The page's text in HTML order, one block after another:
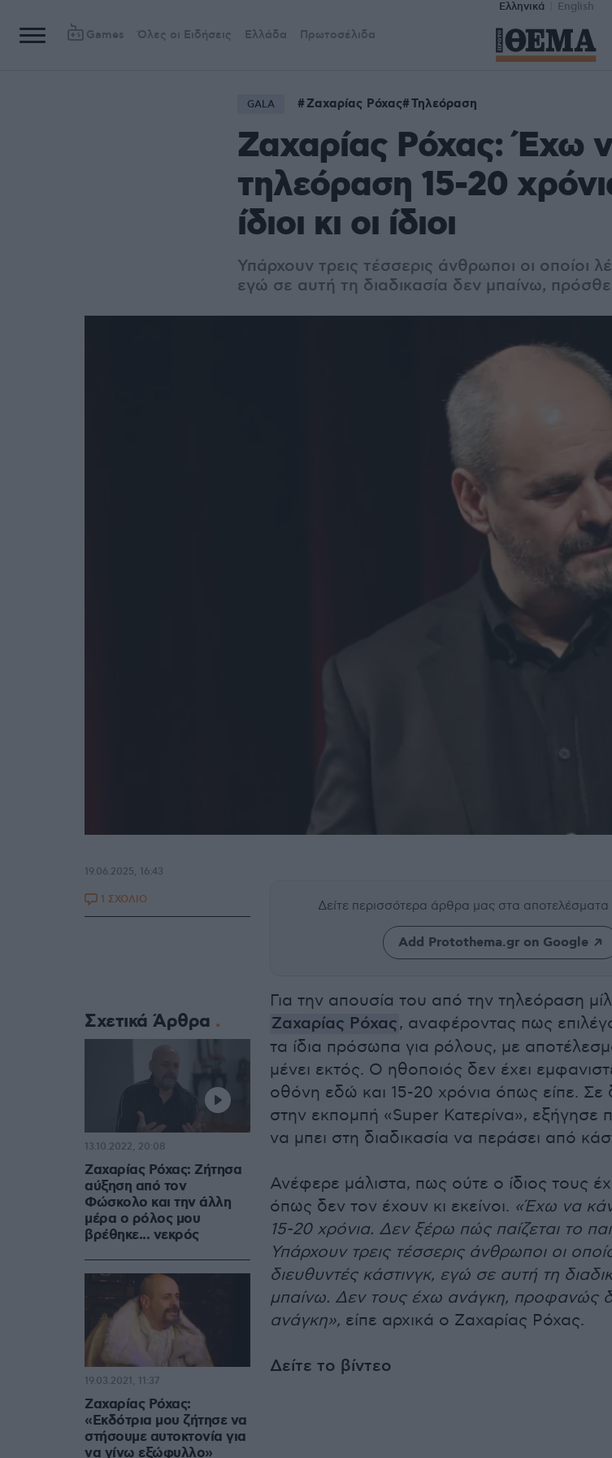
Ελληνικά English
Games Όλες οι Ειδήσεις Ελλάδα Πρωτοσέλιδα
GALA Ζαχαρίας Ρόχας Τηλεόραση
Ζαχαρίας Ρόχας: Έχω
τηλεόραση 15-20
ίδιοι κι οι ίδιοι
Υπάρχουν τρεις τέσσερις άνθρωποι οι οποίοι
εγώ σε αυτή τη διαδικασία δεν μπαίνω,
Δείτε περισσότερα άρθρα μας στα
Add Protothema.gr on Google
Για την απουσία του από την τηλεόραση
Ζαχαρίας Ρόχας, αναφέροντας πως
τα ίδια πρόσωπα για ρόλους, με
μένει εκτός. Ο ηθοποιός δεν έχει
οθόνη εδώ και 15-20 χρόνια όπως είπε. Σε
στην εκπομπή «Super Κατερίνα», εξήγησε
να μπει στη διαδικασία να περάσει από
Ανέφερε μάλιστα, πως ούτε ο ίδιος τους
όπως δεν τον έχουν κι εκείνοι. «Έχω να
15-20 χρόνια. Δεν ξέρω πώς παίζεται το
Υπάρχουν τρεις τέσσερις άνθρωποι οι
διευθυντές κάστινγκ, εγώ σε αυτή τη
μπαίνω. Δεν τους έχω ανάγκη, προφανώς
ανάγκη», είπε αρχικά ο Ζαχαρίας Ρόχας.
Δείτε το βίντεο
19.06.2025, 16:43
1 ΣΧΟΛΙΟ
Σχετικά Άρθρα
Ζαχαρίας Ρόχας: Ζήτησα
αύξηση από τον
Φώσκολο και την άλλη
μέρα ο ρόλος μου
βρέθηκε... νεκρός
13.10.2022, 20:08
Ζαχαρίας Ρόχας:
«Εκδότρια μου ζήτησε να
στήσουμε αυτοκτονία για
να γίνω εξώφυλλο»
19.03.2021, 11:37